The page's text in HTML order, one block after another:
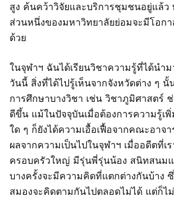
สูง ค้นคว้าวิจัยและบริการชุมชนอยู่แล้ว
ส่วนหนึ่งของมหาวิทยาลัยย่อมจะมีโอก
ด้วย
ในจุฬาฯ ฉันได้เรียนวิชาความรู้ที่ได้นำ
วันนี้ สิ่งที่ได้ไปรู้เห็นจากจังหวัดต่าง ๆ นั้
การศึกษาบางวิชา เช่น วิชาภูมิศาสตร์
ดีขึ้น แม้ในปัจจุบันเมื่อต้องการความรู้เพิ่
ใด ๆ ก็ยังได้ความเอื้อเฟื้อจากคณะอาจ
ผลจากความเป็นไปในจุฬาฯ เมื่ออดีตที่เ
ครอบครัวใหญ่ มีรุ่นพี่รุ่นน้อง สนิทสนม
บางครั้งจะมีความคิดที่แตกต่างกันบ้าง
สมองจะคิดตามกันไปตลอดไม่ได้ แต่ก็ไ